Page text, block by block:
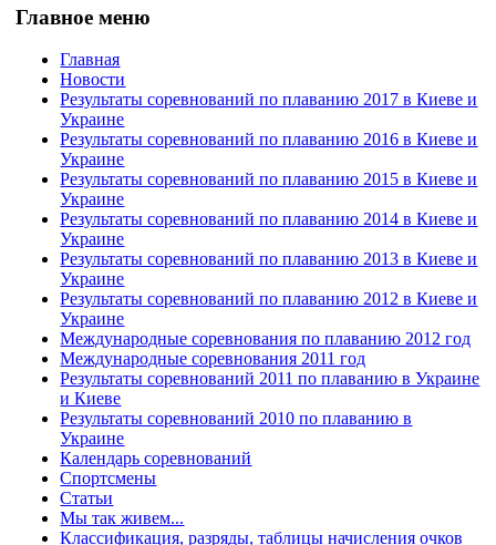
Главное меню
Главная
Новости
Результаты соревнований по плаванию 2017 в Киеве и
Украине
Результаты соревнований по плаванию 2016 в Киеве и
Украине
Результаты соревнований по плаванию 2015 в Киеве и
Украине
Результаты соревнований по плаванию 2014 в Киеве и
Украине
Результаты соревнований по плаванию 2013 в Киеве и
Украине
Результаты соревнований по плаванию 2012 в Киеве и
Украине
Международные соревнования по плаванию 2012 год
Международные соревнования 2011 год
Результаты соревнований 2011 по плаванию в Украине
и Киеве
Результаты соревнований 2010 по плаванию в
Украине
Календарь соревнований
Спортсмены
Статьи
Мы так живем...
Классификация, разряды, таблицы начисления очков